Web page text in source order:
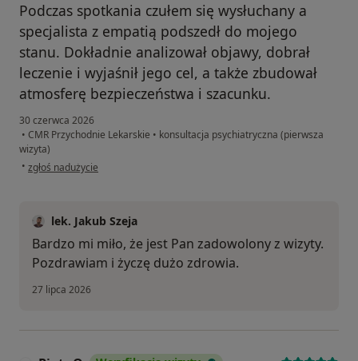
Podczas spotkania czułem się wysłuchany a
specjalista z empatią podszedł do mojego
stanu. Dokładnie analizował objawy, dobrał
leczenie i wyjaśnił jego cel, a także zbudował
atmosferę bezpieczeństwa i szacunku.
30 czerwca 2026
• CMR Przychodnie Lekarskie • konsultacja psychiatryczna (pierwsza
wizyta)
• w opinii użytkownika Łukasz
zgłoś nadużycie
lek. Jakub Szeja
Bardzo mi miło, że jest Pan zadowolony z wizyty.
Pozdrawiam i życzę dużo zdrowia.
27 lipca 2026